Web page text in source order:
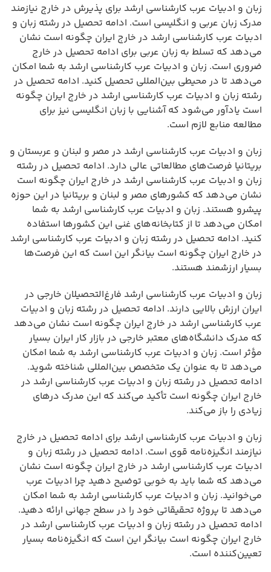
زبان و ادبیات عرب کارشناسی ارشد برای پذیرش در خارج نیازمند
مدرک زبان عربی و انگلیسی است. ادامه تحصیل در رشته زبان و
ادبیات عرب کارشناسی ارشد در خارج ایران چگونه است نشان
می‌دهد که تسلط به زبان عربی برای ادامه تحصیل در خارج
ضروری است. زبان و ادبیات عرب کارشناسی ارشد به شما امکان
می‌دهد تا در محیطی بین‌المللی تحصیل کنید. ادامه تحصیل در
رشته زبان و ادبیات عرب کارشناسی ارشد در خارج ایران چگونه
است یادآور می‌شود که آشنایی با زبان انگلیسی نیز برای
مطالعه منابع لازم است.
زبان و ادبیات عرب کارشناسی ارشد در مصر و لبنان و عربستان و
بریتانیا فرصت‌های مطالعاتی عالی دارد. ادامه تحصیل در رشته
زبان و ادبیات عرب کارشناسی ارشد در خارج ایران چگونه است
نشان می‌دهد که کشورهای مصر و لبنان و بریتانیا در این حوزه
پیشرو هستند. زبان و ادبیات عرب کارشناسی ارشد به شما
امکان می‌دهد تا از کتابخانه‌های غنی این کشورها استفاده
کنید. ادامه تحصیل در رشته زبان و ادبیات عرب کارشناسی ارشد
در خارج ایران چگونه است بیانگر این است که این فرصت‌ها
بسیار ارزشمند هستند.
زبان و ادبیات عرب کارشناسی ارشد فارغ‌التحصیلان خارجی در
ایران ارزش بالایی دارند. ادامه تحصیل در رشته زبان و ادبیات
عرب کارشناسی ارشد در خارج ایران چگونه است نشان می‌دهد
که مدرک دانشگاه‌های معتبر خارجی در بازار کار ایران بسیار
مؤثر است. زبان و ادبیات عرب کارشناسی ارشد به شما امکان
می‌دهد تا به عنوان یک متخصص بین‌المللی شناخته شوید.
ادامه تحصیل در رشته زبان و ادبیات عرب کارشناسی ارشد در
خارج ایران چگونه است تأکید می‌کند که این مدرک درهای
زیادی را باز می‌کند.
زبان و ادبیات عرب کارشناسی ارشد برای ادامه تحصیل در خارج
نیازمند انگیزه‌نامه قوی است. ادامه تحصیل در رشته زبان و
ادبیات عرب کارشناسی ارشد در خارج ایران چگونه است نشان
می‌دهد که شما باید به خوبی توضیح دهید چرا ادبیات عرب
می‌خوانید. زبان و ادبیات عرب کارشناسی ارشد به شما امکان
می‌دهد تا پروژه تحقیقاتی خود را در سطح جهانی ارائه دهید.
ادامه تحصیل در رشته زبان و ادبیات عرب کارشناسی ارشد در
خارج ایران چگونه است بیانگر این است که انگیزه‌نامه بسیار
تعیین‌کننده است.